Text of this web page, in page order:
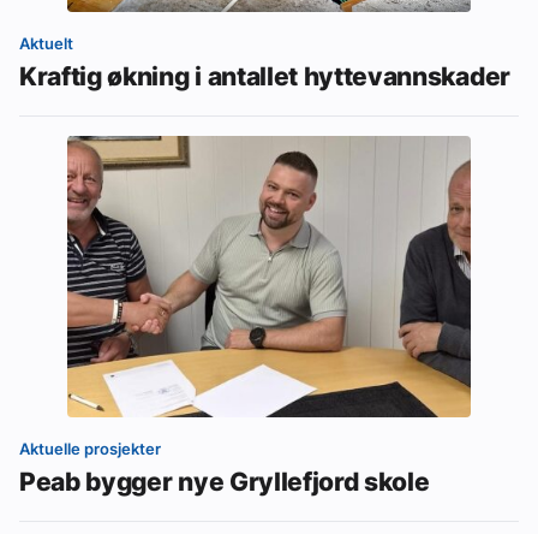
Aktuelt
Kraftig økning i antallet hyttevannskader
Aktuelle prosjekter
Peab bygger nye Gryllefjord skole